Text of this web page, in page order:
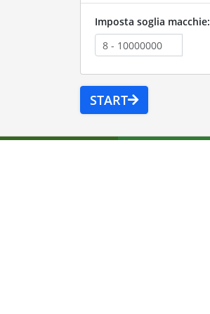
Imposta soglia macchie:
START